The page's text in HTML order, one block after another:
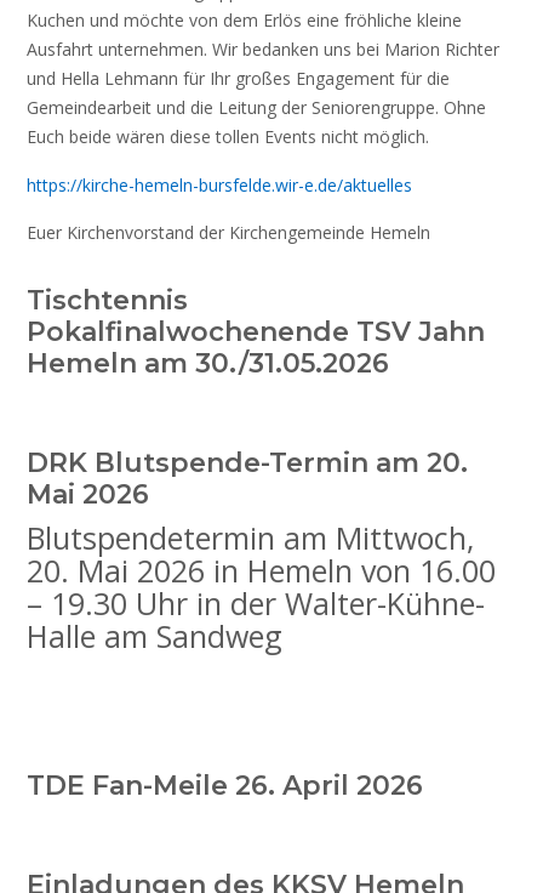
Kuchen und möchte von dem Erlös eine fröhliche kleine
Ausfahrt unternehmen. Wir bedanken uns bei Marion Richter
und Hella Lehmann für Ihr großes Engagement für die
Gemeindearbeit und die Leitung der Seniorengruppe. Ohne
Euch beide wären diese tollen Events nicht möglich.
https://kirche-hemeln-bursfelde.wir-e.de/aktuelles
Euer Kirchenvorstand der Kirchengemeinde Hemeln
Tischtennis
Pokalfinalwochenende TSV Jahn
Hemeln am 30./31.05.2026
DRK Blutspende-Termin am 20.
Mai 2026
Blutspendetermin am Mittwoch,
20. Mai 2026 in Hemeln von 16.00
– 19.30 Uhr in der Walter-Kühne-
Halle am Sandweg
TDE Fan-Meile 26. April 2026
Einladungen des KKSV Hemeln